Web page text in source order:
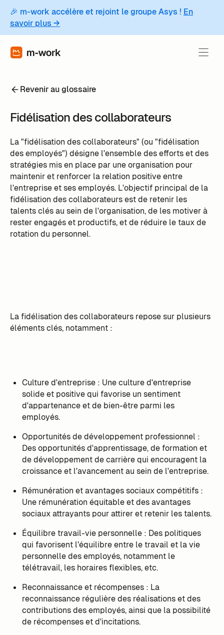
🎉 m-work accélère et rejoint le groupe Asys ! En
savoir plus →
Revenir au glossaire
Fidélisation des collaborateurs
La "fidélisation des collaborateurs" (ou "fidélisation
des employés") désigne l'ensemble des efforts et des
stratégies mis en place par une organisation pour
maintenir et renforcer la relation positive entre
l'entreprise et ses employés. L'objectif principal de la
fidélisation des collaborateurs est de retenir les
talents clés au sein de l'organisation, de les motiver à
rester engagés et productifs, et de réduire le taux de
rotation du personnel.
La fidélisation des collaborateurs repose sur plusieurs
éléments clés, notamment :
Culture d'entreprise : Une culture d'entreprise
solide et positive qui favorise un sentiment
d'appartenance et de bien-être parmi les
employés.
Opportunités de développement professionnel :
Des opportunités d'apprentissage, de formation et
de développement de carrière qui encouragent la
croissance et l'avancement au sein de l'entreprise.
Rémunération et avantages sociaux compétitifs :
Une rémunération équitable et des avantages
sociaux attrayants pour attirer et retenir les talents.
Équilibre travail-vie personnelle : Des politiques
qui favorisent l'équilibre entre le travail et la vie
personnelle des employés, notamment le
télétravail, les horaires flexibles, etc.
Reconnaissance et récompenses : La
reconnaissance régulière des réalisations et des
contributions des employés, ainsi que la possibilité
de récompenses et d'incitations.